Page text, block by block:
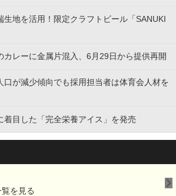
生地を活用！限定クラフトビール「SANUKI
カレーに金属片混入、6月29日から提供再開
口が減少傾向でも採用担当者は体育会人材を
着目した「完全栄養アイス」を発売
を見る